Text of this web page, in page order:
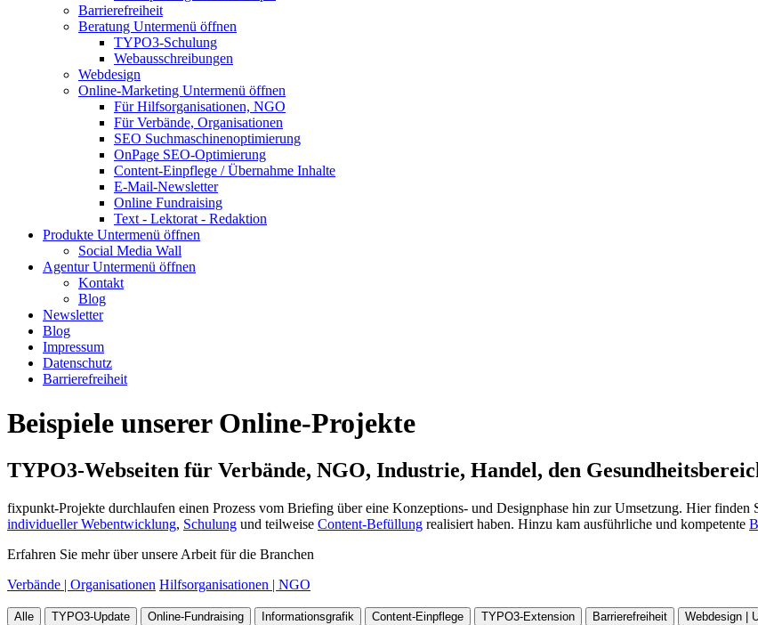
Barrierefreiheit
Beratung Untermenü öffnen
TYPO3-Schulung
Webausschreibungen
Webdesign
Online-Marketing Untermenü öffnen
Für Hilfsorganisationen, NGO
Für Verbände, Organisationen
SEO Suchmaschinenoptimierung
OnPage SEO-Optimierung
Content-Einpflege / Übernahme Inhalte
E-Mail-Newsletter
Online Fundraising
Text - Lektorat - Redaktion
Produkte Untermenü öffnen
Social Media Wall
AgenturUntermenü öffnen
Kontakt
Blog
Newsletter
Blog
Impressum
Datenschutz
Barrierefreiheit
Beispiele unserer Online-Projekte
TYPO3-Webseiten für Verbände, NGO, Industrie, Handel, den
fixpunkt-Projekte durchlaufen einen Prozess vom Briefing über eine Konzeptions- und Designphase hin zur Umsetzung. Hier
individueller Webentwicklung, Schulung und teilweise Content-Befüllung realisiert haben. Hinzu kam ausführliche und kompetente
Erfahren Sie mehr über unsere Arbeit für die Branchen
Verbände | Organisationen Hilfsorganisationen | NGO
Alle TYPO3-Update Online-Fundraising Informationsgrafik Content-Einpflege TYPO3-Extension Barrierefreiheit Webdesign |